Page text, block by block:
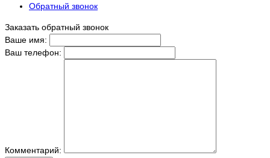
Обратный звонок
Заказать обратный звонок
Ваше имя:
Ваш телефон:
Комментарий: